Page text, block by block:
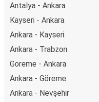
Antalya - Ankara
Kayseri - Ankara
Ankara - Kayseri
Ankara - Trabzon
Göreme - Ankara
Ankara - Göreme
Ankara - Nevşehir